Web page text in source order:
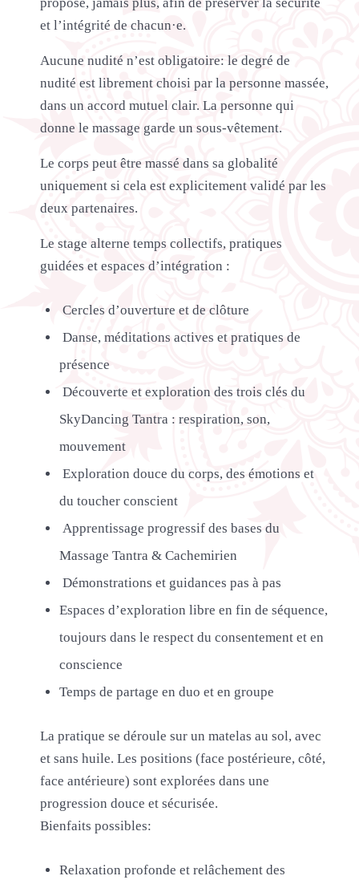
et l’intégrité de chacun·e.
Aucune nudité n’est obligatoire: le degré de
nudité est librement choisi par la personne massée,
dans un accord mutuel clair. La personne qui
donne le massage garde un sous-vêtement.
Le corps peut être massé dans sa globalité
uniquement si cela est explicitement validé par les
deux partenaires.
Le stage alterne temps collectifs, pratiques
guidées et espaces d’intégration :
Cercles d’ouverture et de clôture
Danse, méditations actives et pratiques de
présence
Découverte et exploration des trois clés du
SkyDancing Tantra : respiration, son,
mouvement
Exploration douce du corps, des émotions et
du toucher conscient
Apprentissage progressif des bases du
Massage Tantra & Cachemirien
Démonstrations et guidances pas à pas
Espaces d’exploration libre en fin de séquence,
toujours dans le respect du consentement et en
conscience
Temps de partage en duo et en groupe
La pratique se déroule sur un matelas au sol, avec
et sans huile. Les positions (face postérieure, côté,
face antérieure) sont explorées dans une
progression douce et sécurisée.
Bienfaits possibles:
Relaxation profonde et relâchement des